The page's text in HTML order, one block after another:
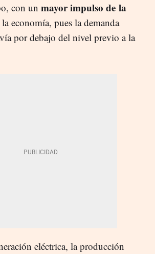
con un mayor impulso de la
economía, pues la demanda
por debajo del nivel previo a la
eléctrica, la producción